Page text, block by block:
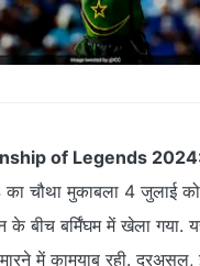
of Legends
चौथा मुकाबला 4 जुलाई को
बीच बर्मिंघम में खेला गया.
में कामयाब रही. दरअसल,